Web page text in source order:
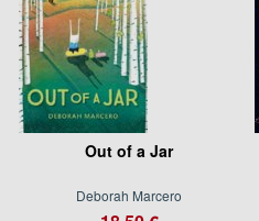
Out of a Jar
Deborah Marcero